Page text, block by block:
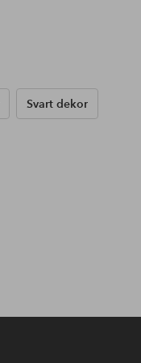
Svart dekor